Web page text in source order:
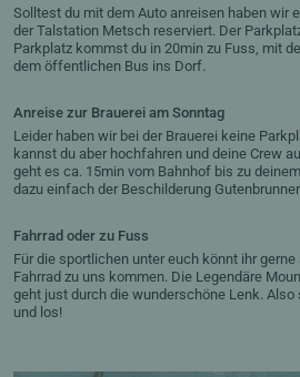
Solltest du mit dem Auto anreisen haben wir
der Talstation Metsch reserviert. Der
Parkplatz kommst du in 20min zu Fuss, mit
dem öffentlichen Bus ins Dorf.
Anreise zur Brauerei am Sonntag
Leider haben wir bei der Brauerei keine
kannst du aber hochfahren und deine Crew
geht es ca. 15min vom Bahnhof bis zu
dazu einfach der Beschilderung
Fahrrad oder zu Fuss
Für die sportlichen unter euch könnt ihr
Fahrrad zu uns kommen. Die Legendäre
geht just durch die wunderschöne Lenk.
und los!